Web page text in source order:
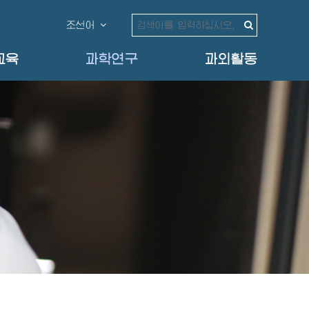
조선어
육 과학연구 과외활동